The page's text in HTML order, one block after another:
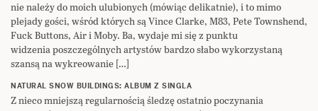
nie należy do moich ulubionych (mówiąc delikatnie), i to mimo
plejady gości, wśród których są Vince Clarke, M83, Pete Townshend,
Fuck Buttons, Air i Moby. Ba, wydaje mi się z punktu
widzenia poszczególnych artystów bardzo słabo wykorzystaną
szansą na wykreowanie […]
NATURAL SNOW BUILDINGS: ALBUM Z SINGLA
Z nieco mniejszą regularnością śledzę ostatnio poczynania